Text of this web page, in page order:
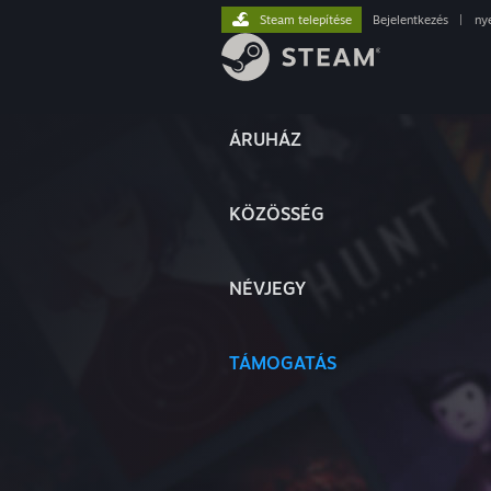
ÁRUHÁZ
KÖZÖSSÉG
NÉVJEGY
TÁMOGATÁS
Steam telepítése Bejelentkezés